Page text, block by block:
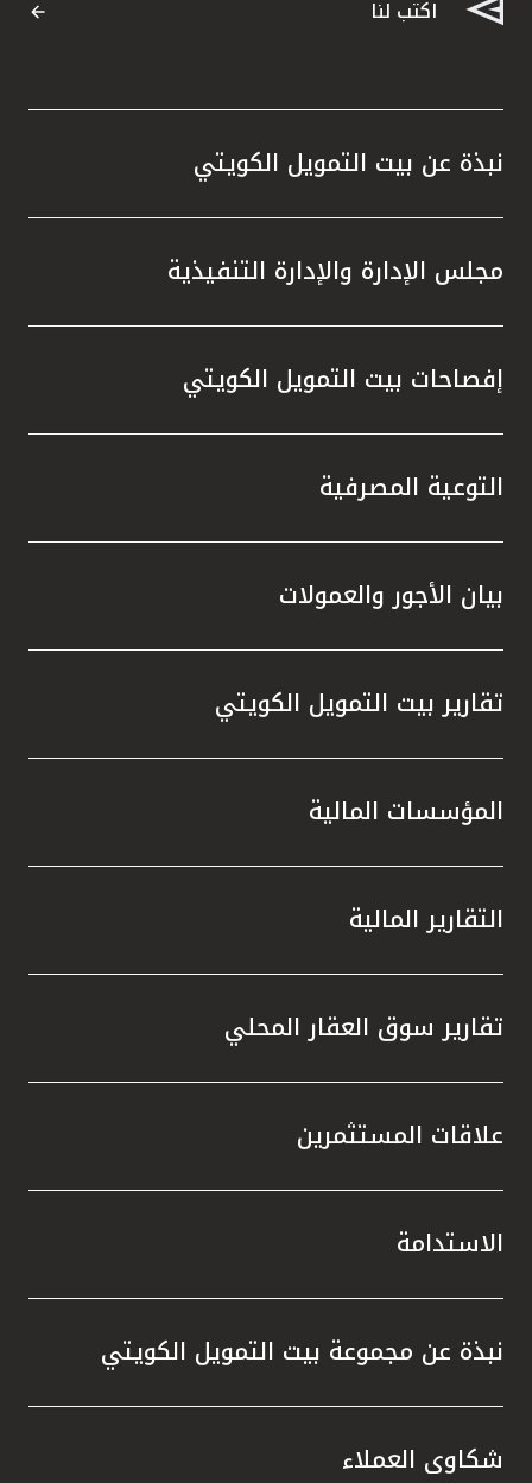
اكتب لنا
نبذة عن بيت التمويل الكويتي
مجلس الإدارة والإدارة التنفيذية
إفصاحات بيت التمويل الكويتي
التوعية المصرفية
بيان الأجور والعمولات
تقارير بيت التمويل الكويتي
المؤسسات المالية
التقارير المالية
تقارير سوق العقار المحلي
علاقات المستثمرين
الاستدامة
نبذة عن مجموعة بيت التمويل الكويتي
شكاوى العملاء